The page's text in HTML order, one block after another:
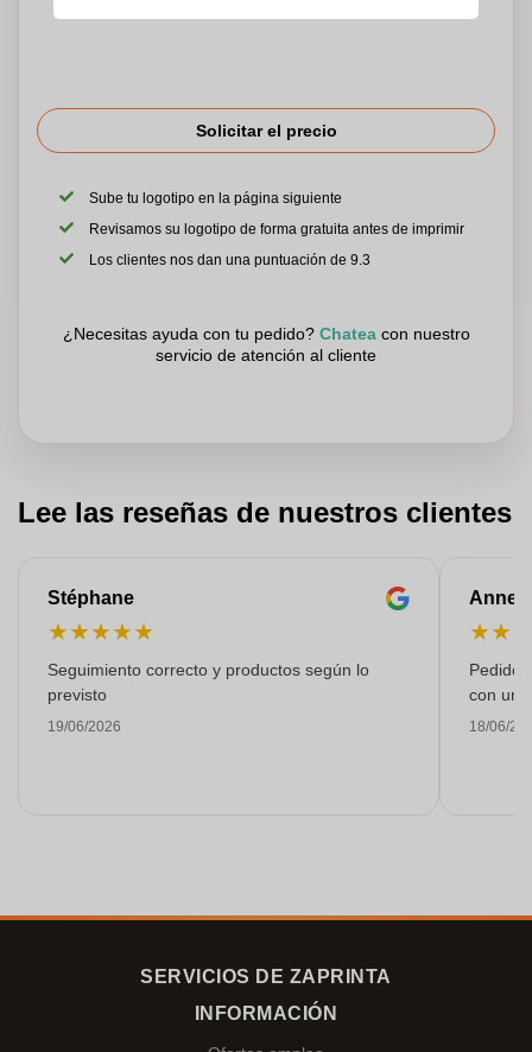
Solicitar el precio
Sube tu logotipo en la página siguiente
Revisamos su logotipo de forma gratuita antes de imprimir
Los clientes nos dan una puntuación de 9.3
¿Necesitas ayuda con tu pedido? Chateacon nuestro
servicio de atención al cliente
Lee las reseñas de nuestros clientes
Stéphane
★★★★★
Seguimiento correcto y productos según lo
previsto
19/06/2026
Anne-
★★
Pedido
con
18/06/
SERVICIOS DE ZAPRINTA
INFORMACIÓN